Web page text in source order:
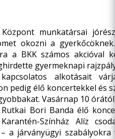
Központ munkatársai
okozni a
a BKK számos akcióval
gyermeknapi
alkotásait
pedig élő koncertekkel és
Vasárnap 10
Bori Banda élő
Színház Alíz
a járványügyi